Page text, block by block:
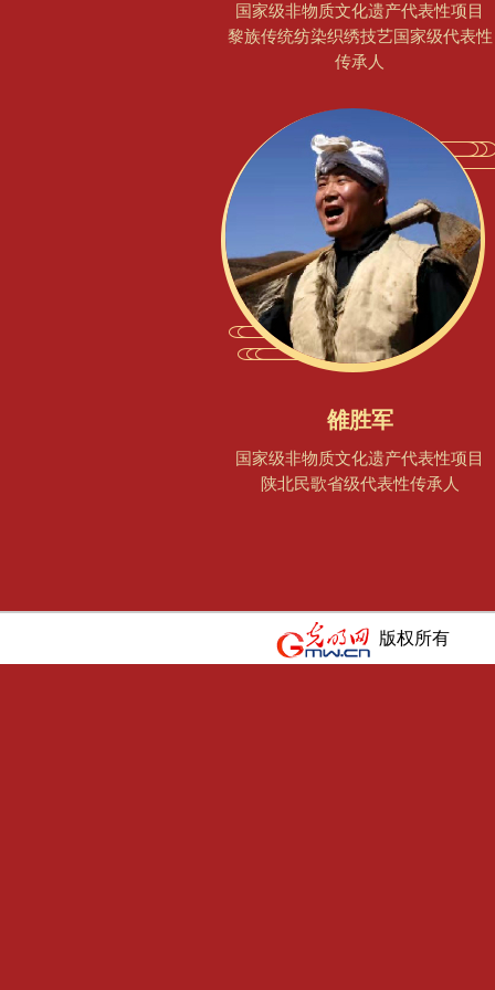
国家级非物质文化遗产代表性项目
黎族传统纺染织绣技艺国家级代表性
传承人
雒胜军
国家级非物质文化遗产代表性项目
陕北民歌省级代表性传承人
版权所有